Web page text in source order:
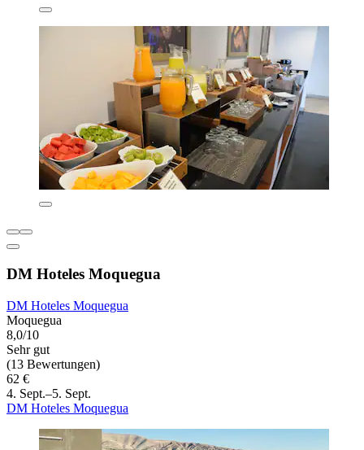
DM Hoteles Moquegua
DM Hoteles Moquegua
Moquegua
8,0/10
Sehr gut
(13 Bewertungen)
62 €
4. Sept.–5. Sept.
DM Hoteles Moquegua